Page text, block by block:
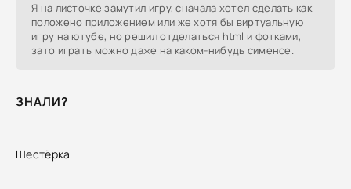
Я на листочке замутил игру, сначала хотел сделать как
положено приложением или же хотя бы виртуальную
игру на ютубе, но решил отделаться html и фотками,
зато играть можно даже на каком-нибудь сименсе.
ЗНАЛИ?
Шестёрка